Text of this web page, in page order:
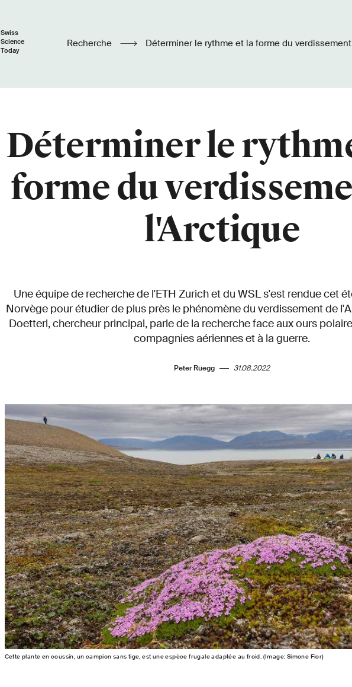
Swiss
Science
Today
Recherche Déterminer le rythme et la forme du
Déterminer le
forme du
l'Arctique
Une équipe de recherche de l'ETH Zurich et du WSL s'est rendue cet
Norvège pour étudier de plus près le phénomène du verdissement de
Doetterl, chercheur principal, parle de la recherche face aux ours
compagnies aériennes et à la guerre.
Peter Rüegg 31.08.2022
Cette plante en coussin, un campion sans tige, est une espèce frugale adaptée au froid. (Image: Simone Fior)